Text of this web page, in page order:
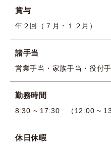
賞与
年２回（７月・１２月）
諸手当
営業手当・家族手当・役付
勤務時間
8:30 ~ 17:30 （12:00 ~
休日休暇